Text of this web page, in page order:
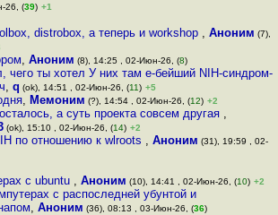
26, (39) +1
distrobox, а теперь и workshop ,Аноним (7),
, Аноним (8), 14:25 , 02-Июн-26, (8)
чего ты хотел У них там е-бейший NIH-синдром-
, q (ok), 14:51 , 02-Июн-26, (11) +5
, Мемоним (?), 14:54 , 02-Июн-26, (12) +2
а суть проекта совсем другая ,
(ok), 15:10 , 02-Июн-26, (14) +2
по отношению к wlroots ,Аноним (31), 19:59 , 02-
с ubuntu ,Аноним (10), 14:41 , 02-Июн-26, (10) +2
с распоследней убунтой и
, Аноним (36), 08:13 , 03-Июн-26, (36)